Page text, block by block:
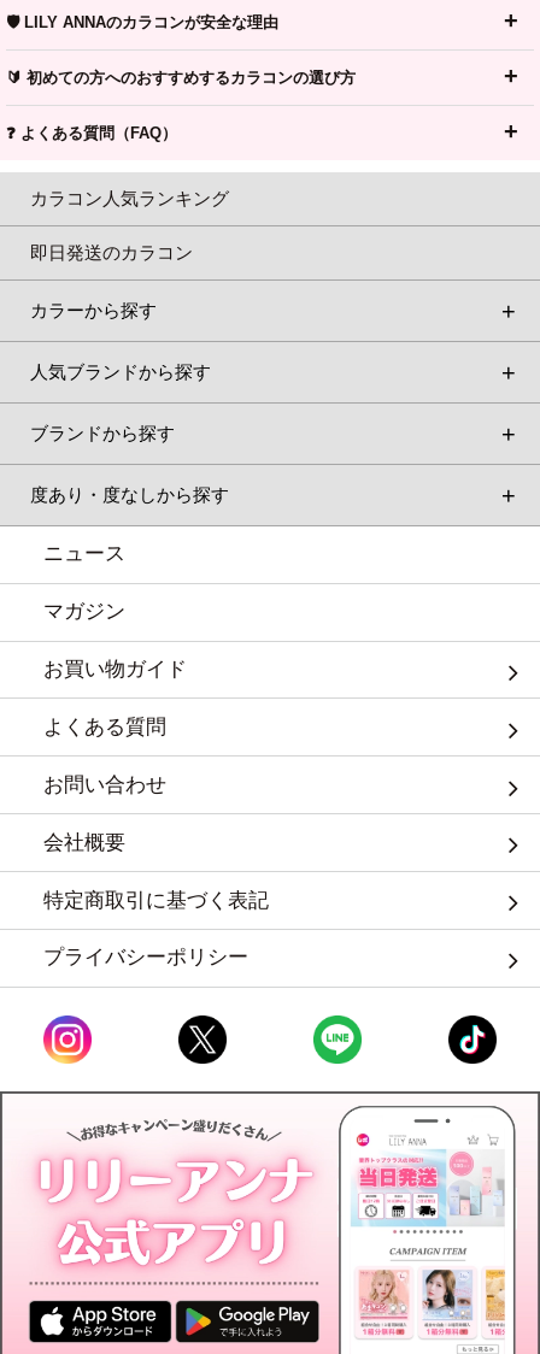
🛡️ LILY ANNAのカラコンが安全な理由
🔰 初めての方へのおすすめするカラコンの選び方
❓ よくある質問（FAQ）
カラコン人気ランキング
即日発送のカラコン
カラーから探す
人気ブランドから探す
ブランドから探す
度あり・度なしから探す
ニュース
マガジン
お買い物ガイド
よくある質問
お問い合わせ
会社概要
特定商取引に基づく表記
プライバシーポリシー